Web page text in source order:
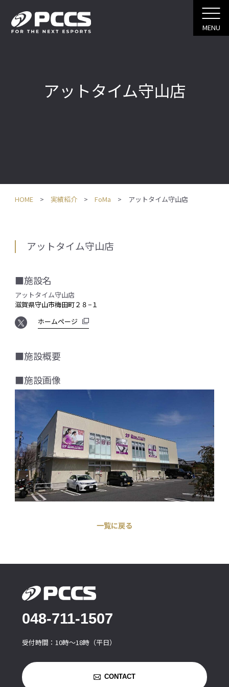
MENU
アットタイム守山店
HOME 実績紹介 FoMa アットタイム守山店
アットタイム守山店
■施設名
アットタイム守山店
滋賀県守山市梅田町２８−１
ホームページ
■施設概要
■施設画像
一覧に戻る
048-711-1507
受付時間：10時〜18時（平日）
CONTACT